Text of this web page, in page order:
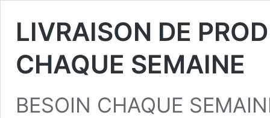
LIVRAISON DE
CHAQUE SEMAINE
BESOIN CHAQUE